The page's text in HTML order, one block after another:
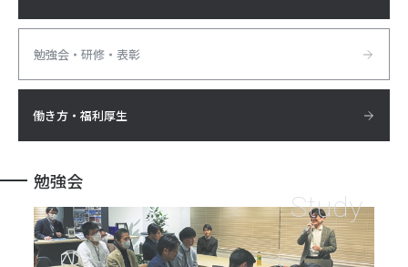
勉強会・研修・表彰
働き方・福利厚生
勉強会
Study